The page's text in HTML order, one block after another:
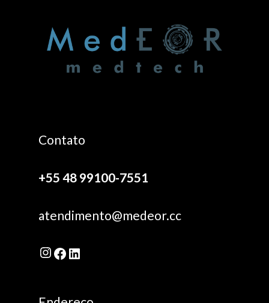
Contato
+55 48 99100-7551
atendimento@medeor.cc
Instagram
Facebook